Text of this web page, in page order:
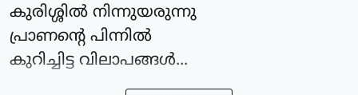
കുരിശ്ശിൽ നിന്നുയരുന്നു
പ്രാണന്റെ പിന്നിൽ
കുറിച്ചിട്ട വിലാപങ്ങൾ...